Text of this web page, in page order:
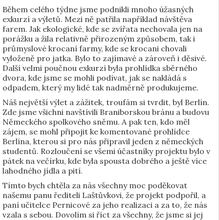
Během celého týdne jsme podnikli mnoho úžasných
exkurzí a výletů. Mezi ně patřila například návštěva
farem. Jak ekologické, kde se zvířata nechovala jen na
porážku a žila relativně přirozeným způsobem, tak i
průmyslové krocaní farmy, kde se krocani chovali
vyloženě pro jatka. Bylo to zajímavé a zároveň i děsivé.
Další velmi poučnou exkurzí byla prohlídka sběrného
dvora, kde jsme se mohli podívat, jak se nakládá s
odpadem, který my lidé tak nadměrně produkujeme.
Náš největší výlet a zážitek, troufám si tvrdit, byl Berlín.
Zde jsme všichni navštívili Braniborskou bránu a budovu
Německého spolkového sněmu. A pak ten, kdo měl
zájem, se mohl připojit ke komentované prohlídce
Berlína, kterou si pro nás připravil jeden z německých
studentů. Rozloučení se všemi účastníky projektu bylo v
pátek na večírku, kde byla spousta dobrého a ještě více
lahodného jídla a pití.
Tímto bych chtěla za nás všechny moc poděkovat
našemu panu řediteli Laštůvkovi, že projekt podpořil, a
paní učitelce Pernicové za jeho realizaci a za to, že nás
vzala s sebou. Dovolím si říct za všechny, že jsme si jej